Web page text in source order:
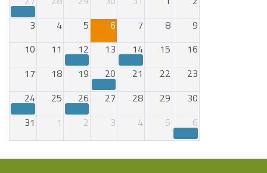
3
4 5 6 7 8
9
10
11 12 13 14 15
16
17
18 19 20 21 22
23
24
25 26 27 28 29
30
31
1 2 3 4 5 6